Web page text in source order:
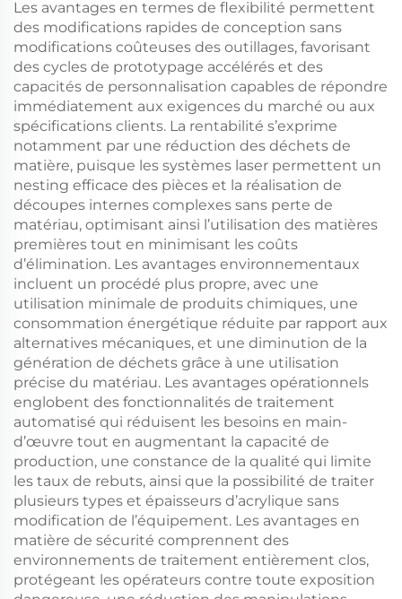
Les avantages en termes de flexibilité permettent
des modifications rapides de conception sans
modifications coûteuses des outillages, favorisant
des cycles de prototypage accélérés et des
capacités de personnalisation capables de répondre
immédiatement aux exigences du marché ou aux
spécifications clients. La rentabilité s’exprime
notamment par une réduction des déchets de
matière, puisque les systèmes laser permettent un
nesting efficace des pièces et la réalisation de
découpes internes complexes sans perte de
matériau, optimisant ainsi l’utilisation des matières
premières tout en minimisant les coûts
d’élimination. Les avantages environnementaux
incluent un procédé plus propre, avec une
utilisation minimale de produits chimiques, une
consommation énergétique réduite par rapport aux
alternatives mécaniques, et une diminution de la
génération de déchets grâce à une utilisation
précise du matériau. Les avantages opérationnels
englobent des fonctionnalités de traitement
automatisé qui réduisent les besoins en main-
d’œuvre tout en augmentant la capacité de
production, une constance de la qualité qui limite
les taux de rebuts, ainsi que la possibilité de traiter
plusieurs types et épaisseurs d’acrylique sans
modification de l’équipement. Les avantages en
matière de sécurité comprennent des
environnements de traitement entièrement clos,
protégeant les opérateurs contre toute exposition